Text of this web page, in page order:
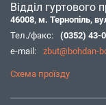
Відділ гуртового
46008, м. Тернопіль,
Тел./факс:
(0352) 43-
e-mail:
zbut@bohdan-
Схема проїзду